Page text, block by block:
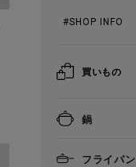
#SHOP INFO
買いもの
鍋
フライパン